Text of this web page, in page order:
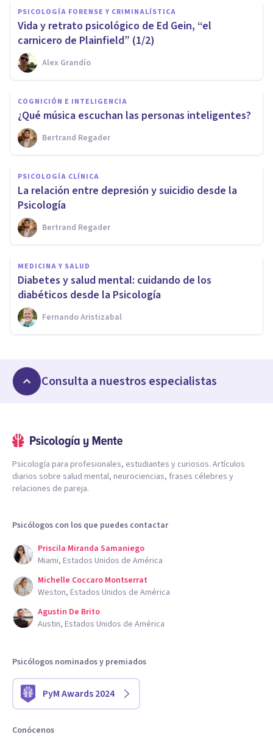
PSICOLOGÍA FORENSE Y CRIMINALÍSTICA
Vida y retrato psicológico de Ed Gein, “el
carnicero de Plainfield” (1/2)
Alex Grandío
COGNICIÓN E INTELIGENCIA
¿Qué música escuchan las personas inteligentes?
Bertrand Regader
PSICOLOGÍA CLÍNICA
La relación entre depresión y suicidio desde la
Psicología
Bertrand Regader
MEDICINA Y SALUD
Diabetes y salud mental: cuidando de los
diabéticos desde la Psicología
Fernando Aristizabal
Consulta a nuestros especialistas
Psicología para profesionales, estudiantes y curiosos. Artículos
diarios sobre salud mental, neurociencias, frases célebres y
relaciones de pareja.
Psicólogos con los que puedes contactar
Priscila Miranda Samaniego
Miami, Estados Unidos de América
Michelle Coccaro Montserrat
Weston, Estados Unidos de América
Agustin De Brito
Austin, Estados Unidos de América
Psicólogos nominados y premiados
PyM Awards 2024
Conócenos